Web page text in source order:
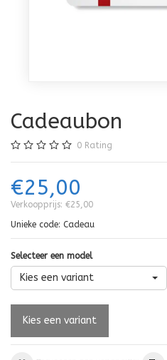
Cadeaubon
0 Rating
€25,00
Verkoopprijs: €25,00
Unieke code: Cadeau
Selecteer een model
Kies een variant